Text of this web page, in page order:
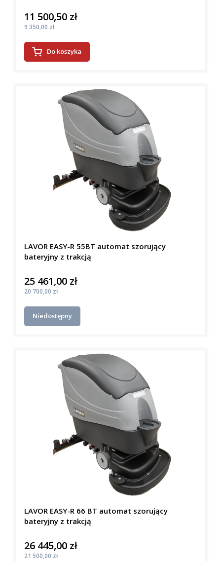
Cena
11 500,50 zł
Cena
9 350,00 zł
Do koszyka
LAVOR EASY-R 55BT automat szorujący
bateryjny z trakcją
Cena
25 461,00 zł
Cena
20 700,00 zł
Niedostępny
LAVOR EASY-R 66 BT automat szorujący
bateryjny z trakcją
Cena
26 445,00 zł
Cena
21 500,00 zł